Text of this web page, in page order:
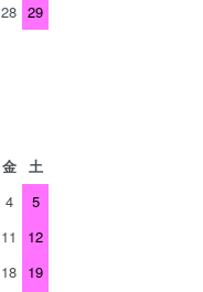
28 29
金
土
4
5
11
12
18 19